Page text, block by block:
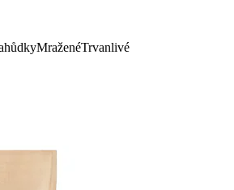
MraženéTrvanlivé